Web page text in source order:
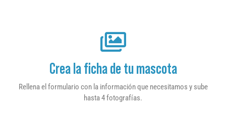
Crea la ficha de tu mascota
Rellena el formulario con la información que necesitamos y sube
hasta 4 fotografías.